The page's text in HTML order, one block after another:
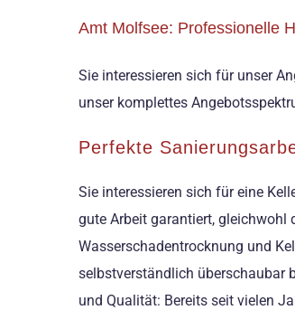
Amt Molfsee: Professionelle
Sie interessieren sich für unser
unser komplettes
Perfekte
Sie interessieren sich für eine
gute Arbeit garantiert, gleichwohl
Wasserschadentrocknung und
selbstverständlich überschaubar
und Qualität: Bereits seit vielen